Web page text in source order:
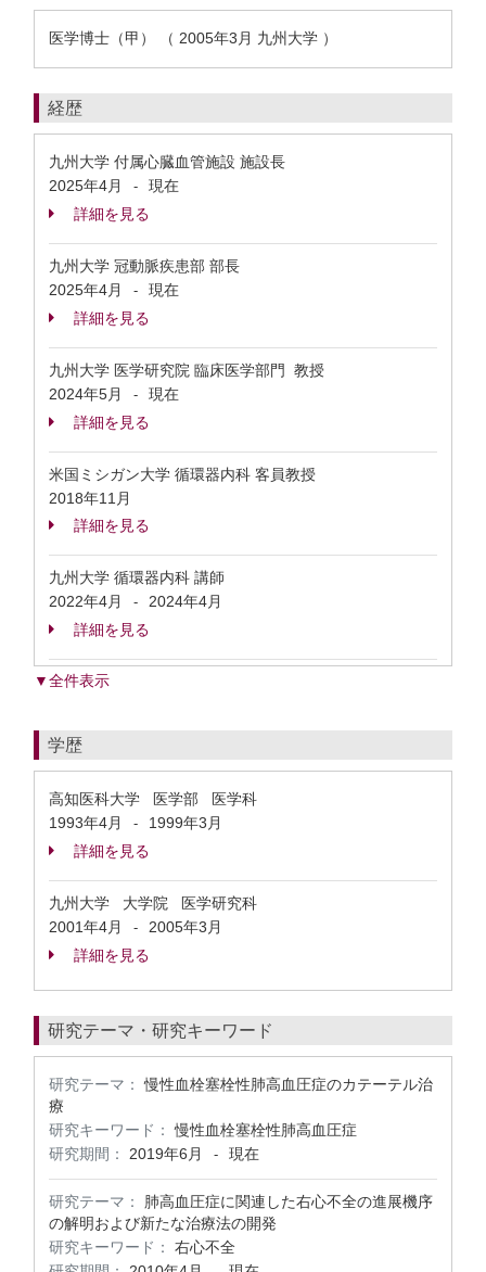
医学博士（甲） （ 2005年3月 九州大学 ）
経歴
九州大学 付属心臓血管施設 施設長
2025年4月
-
現在
詳細を見る
九州大学 冠動脈疾患部 部長
2025年4月
-
現在
詳細を見る
九州大学 医学研究院 臨床医学部門 教授
2024年5月
-
現在
詳細を見る
米国ミシガン大学 循環器内科 客員教授
2018年11月
詳細を見る
九州大学 循環器内科 講師
2022年4月
-
2024年4月
詳細を見る
▼全件表示
学歴
高知医科大学 医学部 医学科
1993年4月
-
1999年3月
詳細を見る
九州大学 大学院 医学研究科
2001年4月
-
2005年3月
詳細を見る
研究テーマ・研究キーワード
研究テーマ：
慢性血栓塞栓性肺高血圧症のカテーテル治
療
研究キーワード：
慢性血栓塞栓性肺高血圧症
研究期間：
2019年6月 - 現在
研究テーマ：
肺高血圧症に関連した右心不全の進展機序
の解明および新たな治療法の開発
研究キーワード：
右心不全